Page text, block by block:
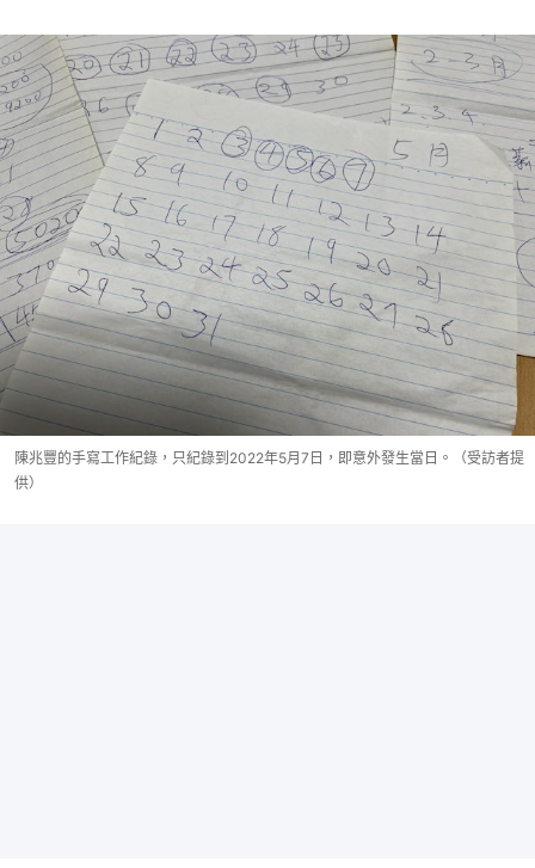
陳兆豐的手寫工作紀錄，只紀錄到2022年5月7日，即意外發生當日。（受訪者提
供）